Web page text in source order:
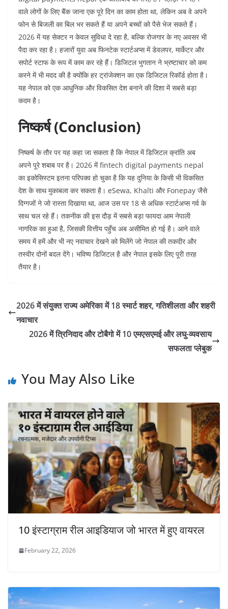
वाले लोगों के लिए बैंक जाना एक पूरे दिन का काम होता था, लेकिन अब वे अपने
फोन से बिजली का बिल भर सकते हैं या अपने बच्चों को पैसे भेज सकते हैं।
2026 में यह सेक्टर न केवल सुविधा दे रहा है, बल्कि रोजगार के नए अवसर भी
पैदा कर रहा है। हजारों युवा अब फिनटेक स्टार्टअप्स में डेवलपर, मार्केटर और
सपोर्ट स्टाफ के रूप में काम कर रहे हैं। डिजिटल भुगतान ने भ्रष्टाचार को कम
करने में भी मदद की है क्योंकि हर ट्रांजेक्शन का एक डिजिटल रिकॉर्ड होता है।
यह नेपाल को एक आधुनिक और विकसित देश बनाने की दिशा में सबसे बड़ा
कदम है।
निष्कर्ष (Conclusion)
निष्कर्ष के तौर पर यह कहा जा सकता है कि नेपाल में डिजिटल क्रांति अब
अपने पूरे शबाब पर है। 2026 में fintech digital payments nepal
का इकोसिस्टम इतना परिपक्व हो चुका है कि यह दुनिया के किसी भी विकसित
देश के साथ मुकाबला कर सकता है। eSewa, Khalti और Fonepay जैसे
दिग्गजों ने जो रास्ता दिखाया था, आज उस पर 18 से अधिक स्टार्टअप्स गर्व के
साथ चल रहे हैं। तकनीक की इस दौड़ में सबसे बड़ा फायदा आम नेपाली
नागरिक का हुआ है, जिसकी वित्तीय पहुँच अब असीमित हो गई है। आने वाले
समय में हमें और भी नए नवाचार देखने को मिलेंगे जो नेपाल की तकदीर और
तस्वीर दोनों बदल देंगे। भविष्य डिजिटल है और नेपाल इसके लिए पूरी तरह
तैयार है।
2026 में संयुक्त राज्य अमेरिका में 18 स्मार्ट शहर, गतिशीलता और शहरी
नवाचार
2026 में त्रिनिदाद और टोबैगो में 10 एमएसएमई और लघु-व्यवसाय
सफलता प्लेबुक
You May Also Like
10 इंस्टाग्राम रील आइडियाज जो भारत में हुए वायरल
February 22, 2026